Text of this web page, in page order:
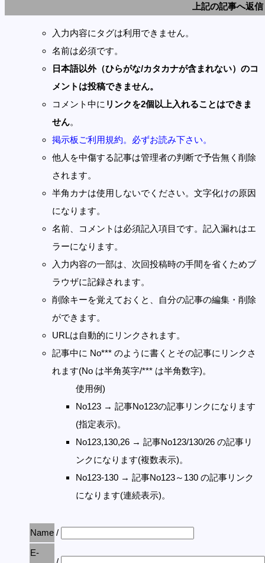
上記の記事へ返信
入力内容にタグは利用できません。
名前は必須です。
日本語以外（ひらがな/カタカナが含まれない）のコ
メントは投稿できません。
コメント中に リンクを2個以上入れることはできま
せん。
掲示板ご利用規約。必ずお読み下さい。
他人を中傷する記事は管理者の判断で予告無く削除
されます。
半角カナは使用しないでください。文字化けの原因
になります。
名前、コメントは必須記入項目です。記入漏れはエ
ラーになります。
入力内容の一部は、次回投稿時の手間を省くためブ
ラウザに記録されます。
削除キーを覚えておくと、自分の記事の編集・削除
ができます。
URLは自動的にリンクされます。
記事中に No*** のように書くとその記事にリンクさ
れます(No は半角英字/*** は半角数字)。
使用例)
No123 → 記事No123の記事リンクになります
(指定表示)。
No123,130,26 → 記事No123/130/26 の記事リ
ンクになります(複数表示)。
No123-130 → 記事No123～130 の記事リンク
になります(連続表示)。
Name /
E-